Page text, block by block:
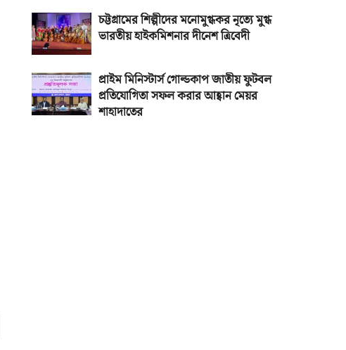
চট্টগ্রামের শিল্পীদের মনোমুগ্ধকর নৃত্যে মুগ্ধ
ভারতীয় হাইকমিশনার দীনেশ ত্রিবেদী
প্রাইম মিনিস্টার্স গোল্ডকাপ জাতীয় ফুটবল
প্রতিযোগিতা সফল করার আহ্বান মেয়র
শাহাদাতের